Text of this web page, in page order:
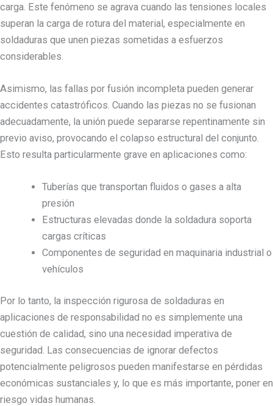
carga. Este fenómeno se agrava cuando las tensiones locales
superan la carga de rotura del material, especialmente en
soldaduras que unen piezas sometidas a esfuerzos
considerables.
Asimismo, las fallas por fusión incompleta pueden generar
accidentes catastróficos. Cuando las piezas no se fusionan
adecuadamente, la unión puede separarse repentinamente sin
previo aviso, provocando el colapso estructural del conjunto.
Esto resulta particularmente grave en aplicaciones como:
Tuberías que transportan fluidos o gases a alta
presión
Estructuras elevadas donde la soldadura soporta
cargas críticas
Componentes de seguridad en maquinaria industrial o
vehículos
Por lo tanto, la inspección rigurosa de soldaduras en
aplicaciones de responsabilidad no es simplemente una
cuestión de calidad, sino una necesidad imperativa de
seguridad. Las consecuencias de ignorar defectos
potencialmente peligrosos pueden manifestarse en pérdidas
económicas sustanciales y, lo que es más importante, poner en
riesgo vidas humanas.